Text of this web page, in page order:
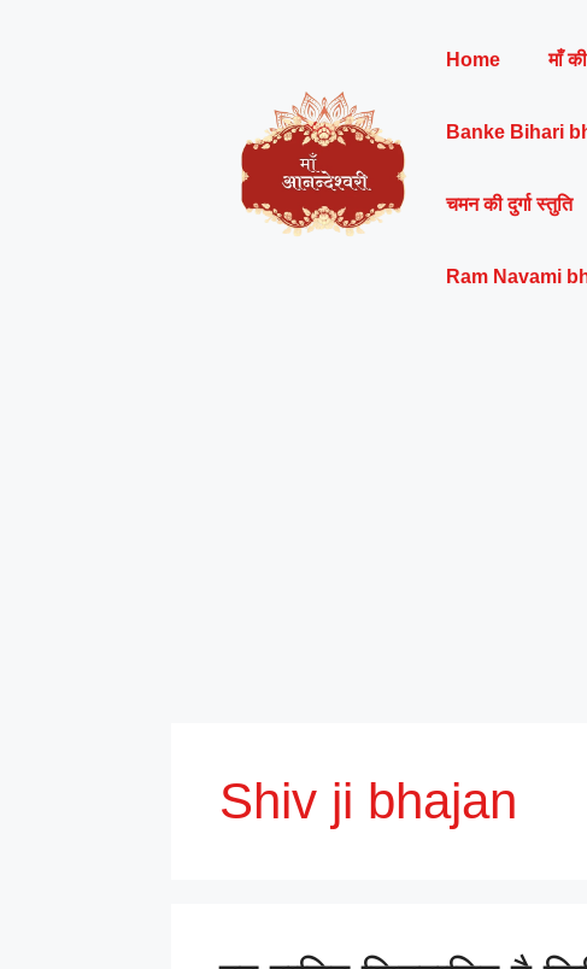
Home माँ
Banke Bihari
चमन की दुर्गा स्तुति
Ram Navami
Shiv ji bhajan